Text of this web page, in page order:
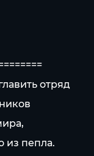
отряд
из пепла.